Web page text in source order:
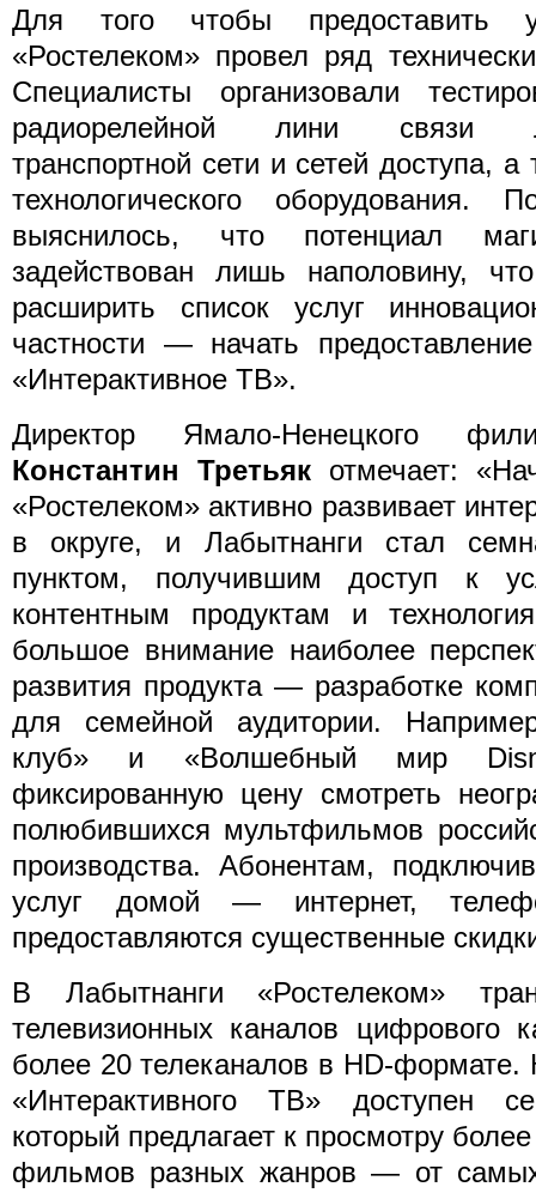
Для того чтобы предоставить
«Ростелеком» провел ряд
Специалисты организовали
радиорелейной лини связи
транспортной сети и сетей доступа, а
технологического оборудования.
выяснилось, что потенциал
задействован лишь наполовину,
расширить список услуг
частности — начать
«Интерактивное ТВ».
Директор Ямало-Ненецкого
Константин Третьяк отмечает:
«Ростелеком» активно развивает
в округе, и Лабытнанги стал
пунктом, получившим доступ к
контентным продуктам и
большое внимание наиболее
развития продукта — разработке
для семейной аудитории.
клуб» и «Волшебный мир
фиксированную цену смотреть
полюбившихся мультфильмов
производства. Абонентам,
услуг домой — интернет,
предоставляются существенные
В Лабытнанги «Ростелеком»
телевизионных каналов цифрового
более 20 телеканалов в HD-формате.
«Интерактивного ТВ» доступен
который предлагает к просмотру
фильмов разных жанров — от